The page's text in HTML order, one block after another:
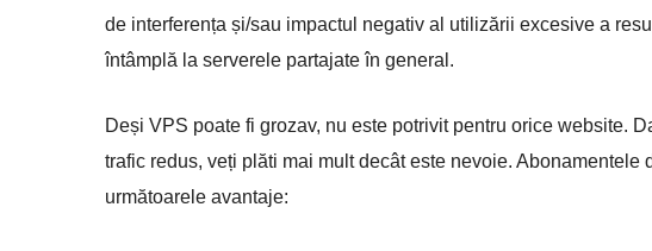
de interferența și/sau impactul negativ al utilizării excesive a
întâmplă la serverele partajate în general.
Deși VPS poate fi grozav, nu este potrivit pentru orice website.
trafic redus, veți plăti mai mult decât este nevoie.
următoarele avantaje: